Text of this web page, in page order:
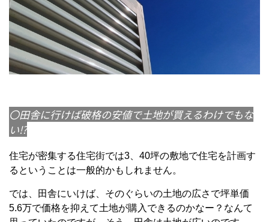
〇田舎に行けば破格の安値で土地が買えるわけでもな
い⁉
住宅が密集する住宅街では3、40坪の敷地で住宅を計画す
るということは一般的かもしれません。
では、田舎にいけば、そのぐらいの土地の広さで坪単価
5.6万で価格を抑えて土地が購入できるのかなー？なんて